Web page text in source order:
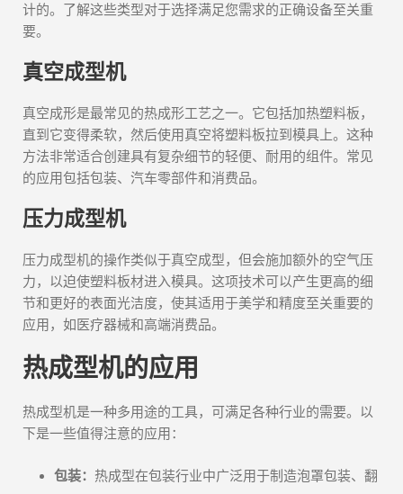
计的。了解这些类型对于选择满足您需求的正确设备至关重
要。
真空成型机
真空成形是最常见的热成形工艺之一。它包括加热塑料板，
直到它变得柔软，然后使用真空将塑料板拉到模具上。这种
方法非常适合创建具有复杂细节的轻便、耐用的组件。常见
的应用包括包装、汽车零部件和消费品。
压力成型机
压力成型机的操作类似于真空成型，但会施加额外的空气压
力，以迫使塑料板材进入模具。这项技术可以产生更高的细
节和更好的表面光洁度，使其适用于美学和精度至关重要的
应用，如医疗器械和高端消费品。
热成型机的应用
热成型机是一种多用途的工具，可满足各种行业的需要。以
下是一些值得注意的应用：
包装： 热成型在包装行业中广泛用于制造泡罩包装、翻